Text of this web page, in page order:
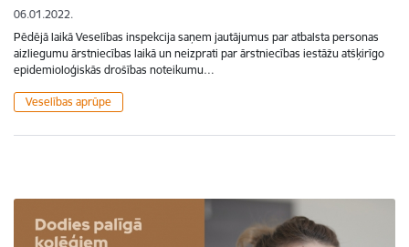
06.01.2022.
Pēdējā laikā Veselības inspekcija saņem jautājumus par atbalsta personas
aizliegumu ārstniecības laikā un neizprati par ārstniecības iestāžu atšķirīgo
epidemioloģiskās drošības noteikumu…
Veselības aprūpe